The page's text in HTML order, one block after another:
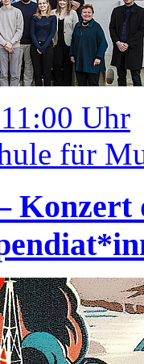
Uhr
für
Konzert